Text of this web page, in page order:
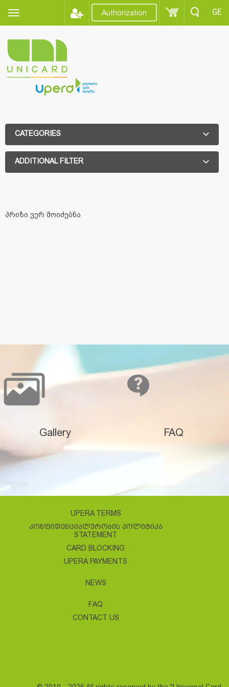
Authorization GE
CATEGORIES
ADDITIONAL FILTER
პრიზი ვერ მოიძებნა
Gallery FAQ
UPERA TERMS
ᲙᲝᲜᲤᲘᲓᲔᲜᲪᲘᲐᲚᲣᲠᲝᲑᲘᲡ ᲞᲝᲚᲘᲢᲘᲙᲐ
STATEMENT
CARD BLOCKING
UPERA PAYMENTS
NEWS
FAQ
CONTACT US